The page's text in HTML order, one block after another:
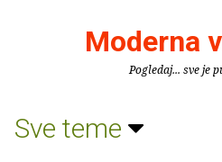
Moderna
Pogledaj... sve je
Sve teme